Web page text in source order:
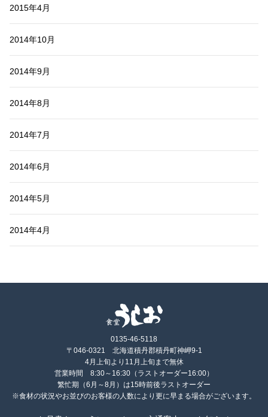
2015年4月
2014年10月
2014年9月
2014年8月
2014年7月
2014年6月
2014年5月
2014年4月
0135-46-5118
〒046-0321 北海道積丹郡積丹町神岬9-1
4月上旬より11月上旬まで無休
営業時間 8:30～16:30（ラストオーダー16:00）
繁忙期（6月～8月）は15時前後ラストオーダー
※食材の状況やお並びのお客様の人数により更に早まる場合がございます。